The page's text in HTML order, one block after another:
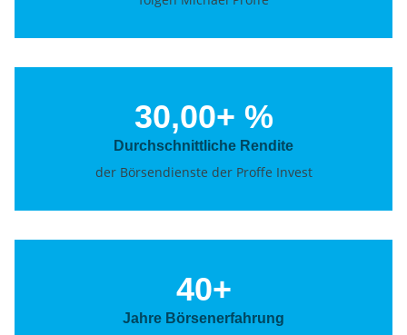
30,00+ %
Durchschnittliche Rendite
der Börsendienste der Proffe Invest
40+
Jahre Börsenerfahrung